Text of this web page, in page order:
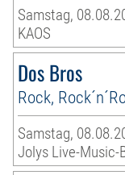
Samstag,
KAOS
Dos Bros
Rock,
Samstag,
Jolys Live-Music-